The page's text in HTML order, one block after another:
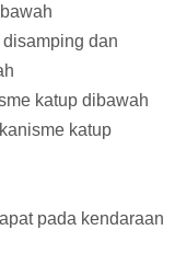
dan
katup dibawah
katup
pada kendaraan